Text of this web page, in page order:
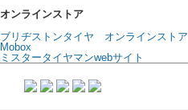
オンラインストア
ブリヂストンタイヤ オンラインストア
Mobox
ミスタータイヤマンwebサイト